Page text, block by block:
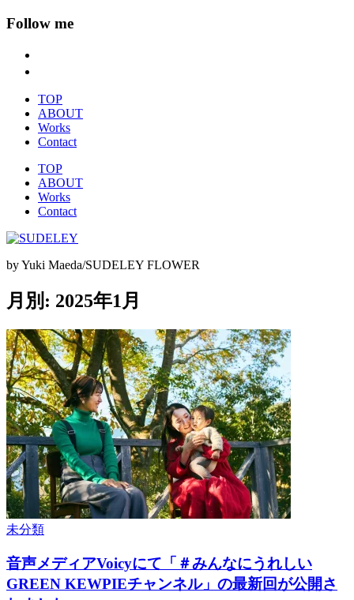
Follow me
TOP
ABOUT
Works
Contact
TOP
ABOUT
Works
Contact
by Yuki Maeda/SUDELEY FLOWER
月別: 2025年1月
未分類
音声メディアVoicyにて「＃みんなにうれしい
GREEN KEWPIEチャンネル」の最新回が公開さ